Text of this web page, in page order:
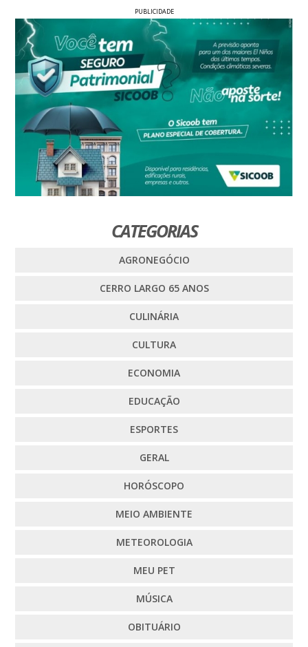
PUBLICIDADE
CATEGORIAS
AGRONEGÓCIO
CERRO LARGO 65 ANOS
CULINÁRIA
CULTURA
ECONOMIA
EDUCAÇÃO
ESPORTES
GERAL
HORÓSCOPO
MEIO AMBIENTE
METEOROLOGIA
MEU PET
MÚSICA
OBITUÁRIO